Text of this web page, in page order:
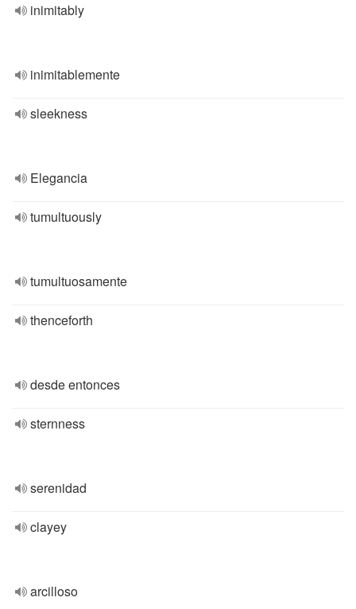
inimitably
inimitablemente
sleekness
Elegancia
tumultuously
tumultuosamente
thenceforth
desde entonces
sternness
serenidad
clayey
arcilloso